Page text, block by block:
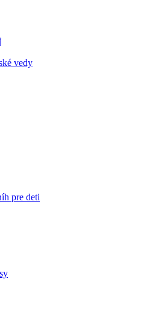
vedy
pre deti